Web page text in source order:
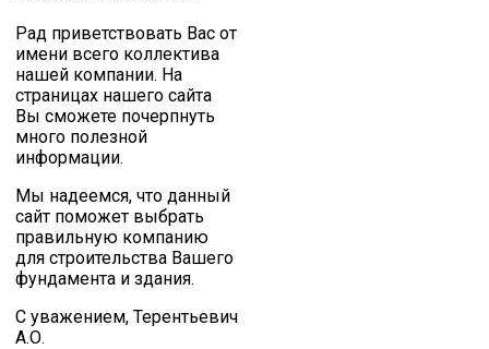
Рад приветствовать Вас от
имени всего коллектива
нашей компании. На
страницах нашего сайта
Вы сможете почерпнуть
много полезной
информации.
Мы надеемся, что данный
сайт поможет выбрать
правильную компанию
для строительства Вашего
фундамента и здания.
С уважением, Терентьевич
А.О.